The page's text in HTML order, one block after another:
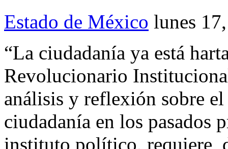
Estado de México lunes
“La ciudadanía ya está
Revolucionario
análisis y reflexión sobre
ciudadanía en los pasados
instituto político, requiere